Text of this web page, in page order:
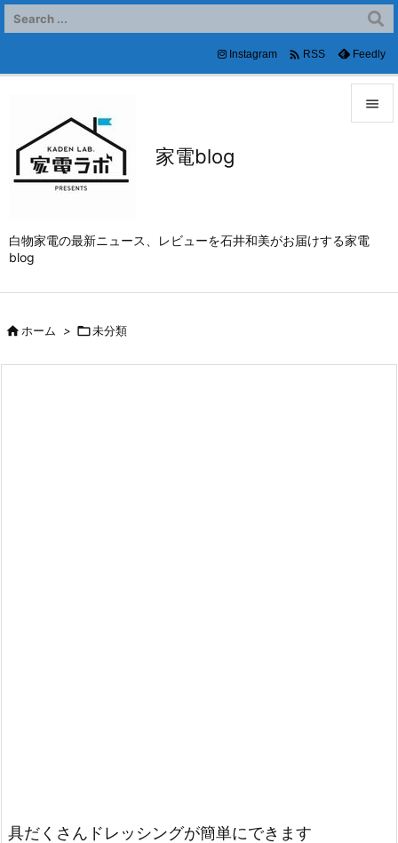
家電blog
白物家電の最新ニュース、レビューを石井和美がお届けする家電
blog


前へ
次へ
Instagram  RSS Feedly
ホーム > 未分類
具だくさんドレッシングが簡単にできます